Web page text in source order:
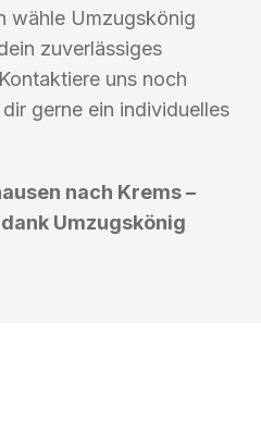
wähle Umzugskönig
zuverlässiges
uns noch
gerne ein individuelles
nach Krems –
Umzugskönig